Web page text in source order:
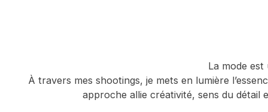
La mode est
À travers mes shootings, je mets en lumière
approche allie créativité, sens du détail